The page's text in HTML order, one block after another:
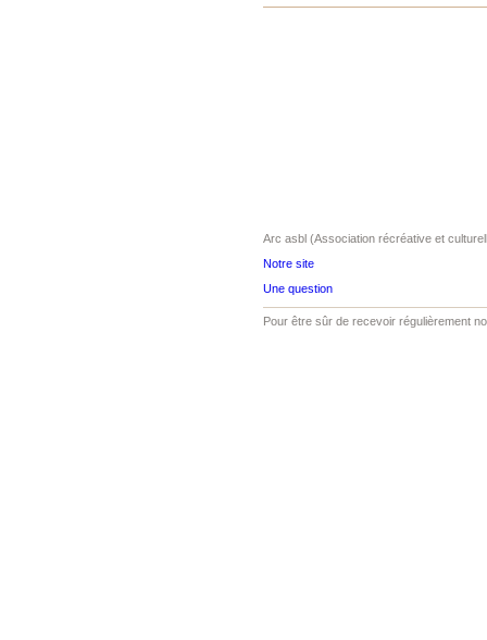
Arc asbl (Association récréative et
Notre site
Une question
Pour être sûr de recevoir régulièrement